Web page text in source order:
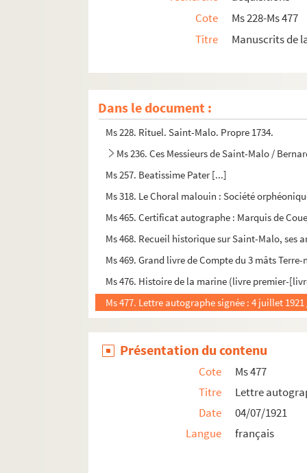
Cote
Ms 228-Ms 477
Titre
Manuscrits de
Dans le document :
Ms 228. Rituel. Saint-Malo. Propre 1734.
Ms 236. Ces Messieurs de Saint-Malo /
Ms 257. Beatissime Pater [...]
Ms 318. Le Choral malouin : Société
Ms 465. Certificat autographe : Marquis de
Ms 468. Recueil historique sur Saint-Malo, ses
Ms 469. Grand livre de Compte du 3 mâts
Ms 476. Histoire de la marine (livre premier-
Ms 477. Lettre autographe signée : 4 juillet
Présentation du contenu
Cote
Ms 477
Titre
Lettre
Date
04/07/1921
Langue
français